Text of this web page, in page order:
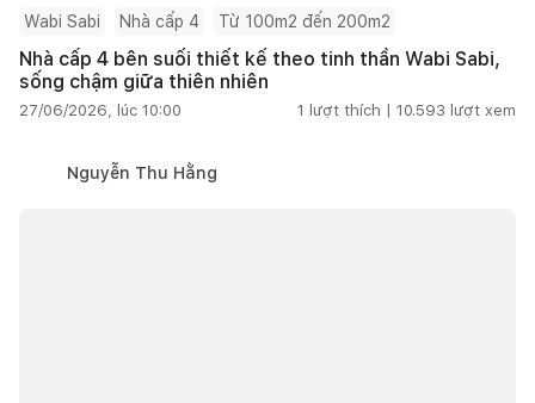
Wabi Sabi Nhà cấp 4 Từ 100m2 đến 200m2
Nhà cấp 4 bên suối thiết kế theo tinh thần Wabi Sabi,
sống chậm giữa thiên nhiên
27/06/2026, lúc 10:00 1 lượt thích | 10.593 lượt xem
Nguyễn Thu Hằng